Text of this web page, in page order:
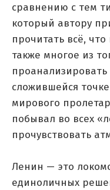
сравнению с тем
который автору
прочитать всё,
также многое из
проанализировать
сложившейся
мирового
побывал во всех
прочувствовать
Ленин — это
единоличных